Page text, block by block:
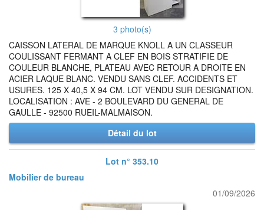
3 photo(s)
CAISSON LATERAL DE MARQUE KNOLL A UN CLASSEUR
COULISSANT FERMANT A CLEF EN BOIS STRATIFIE DE
COULEUR BLANCHE, PLATEAU AVEC RETOUR A DROITE EN
ACIER LAQUE BLANC. VENDU SANS CLEF. ACCIDENTS ET
USURES. 125 X 40,5 X 94 CM. LOT VENDU SUR DESIGNATION.
LOCALISATION : AVE - 2 BOULEVARD DU GENERAL DE
GAULLE - 92500 RUEIL-MALMAISON.
Détail du lot
Lot n° 353.10
Mobilier de bureau
01/09/2026